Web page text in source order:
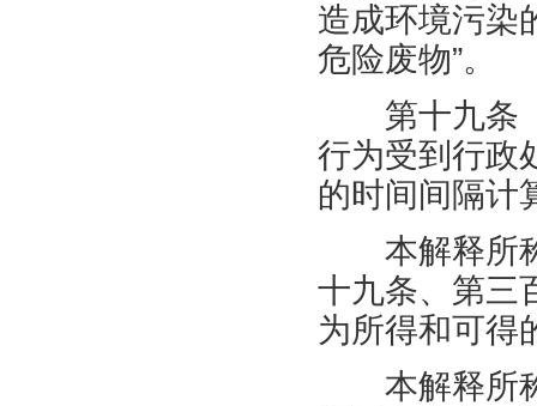
造成环境污染
危险废物”。
第十九条
行为受到行政
的时间间隔计
本解释所
十九条、第三
为所得和可得
本解释所